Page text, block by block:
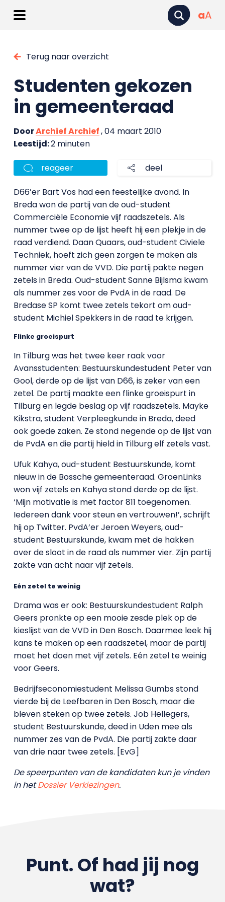
aA
Terug naar overzicht
Studenten gekozen
in gemeenteraad
DoorArchief Archief, 04 maart 2010
Leestijd:2 minuten
reageer deel
D66’er Bart Vos had een feestelijke avond. In
Breda won de partij van de oud-student
Commerciële Economie vijf raadszetels. Als
nummer twee op de lijst heeft hij een plekje in de
raad verdiend. Daan Quaars, oud-student Civiele
Techniek, hoeft zich geen zorgen te maken als
nummer vier van de VVD. Die partij pakte negen
zetels in Breda. Oud-student Sanne Bijlsma kwam
als nummer zes voor de PvdA in de raad. De
Bredase SP komt twee zetels tekort om oud-
student Michiel Spekkers in de raad te krijgen.
Flinke groeispurt
In Tilburg was het twee keer raak voor
Avansstudenten: Bestuurskundestudent Peter van
Gool, derde op de lijst van D66, is zeker van een
zetel. De partij maakte een flinke groeispurt in
Tilburg en legde beslag op vijf raadszetels. Mayke
Kikstra, student Verpleegkunde in Breda, deed
ook goede zaken. Ze stond negende op de lijst van
de PvdA en die partij hield in Tilburg elf zetels vast.
Ufuk Kahya, oud-student Bestuurskunde, komt
nieuw in de Bossche gemeenteraad. GroenLinks
won vijf zetels en Kahya stond derde op de lijst.
‘Mijn motivatie is met factor 811 toegenomen.
Iedereen dank voor steun en vertrouwen!’, schrijft
hij op Twitter. PvdA’er Jeroen Weyers, oud-
student Bestuurskunde, kwam met de hakken
over de sloot in de raad als nummer vier. Zijn partij
zakte van acht naar vijf zetels.
Eén zetel te weinig
Drama was er ook: Bestuurskundestudent Ralph
Geers pronkte op een mooie zesde plek op de
kieslijst van de VVD in Den Bosch. Daarmee leek hij
kans te maken op een raadszetel, maar de partij
moet het doen met vijf zetels. Eén zetel te weinig
voor Geers.
Bedrijfseconomiestudent Melissa Gumbs stond
vierde bij de Leefbaren in Den Bosch, maar die
bleven steken op twee zetels. Job Hellegers,
student Bestuurskunde, deed in Uden mee als
nummer zes van de PvdA. Die partij zakte daar
van drie naar twee zetels. [EvG]
De speerpunten van de kandidaten kun je vinden
in hetDossier Verkiezingen.
Punt. Of had jij nog
wat?